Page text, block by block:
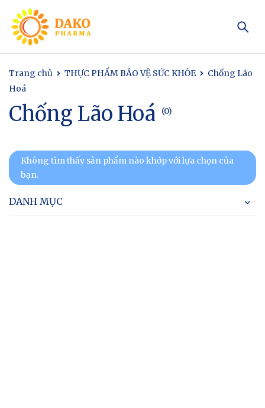
Trang chủ THỰC PHẨM BẢO VỆ SỨC KHỎE
Chống Lão
Hoá
Chống Lão Hoá (0)
DANH MỤC
Không tìm thấy sản phẩm nào khớp với lựa chọn của
bạn.